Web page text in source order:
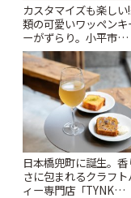
カスタマイズも楽しい
類の可愛いワッペン
ーがずらり。小平市
「Kimamaya T&K」 |
ぷ
日本橋兜町に誕生。
さに包まれるクラフ
ィー専門店「TYNK